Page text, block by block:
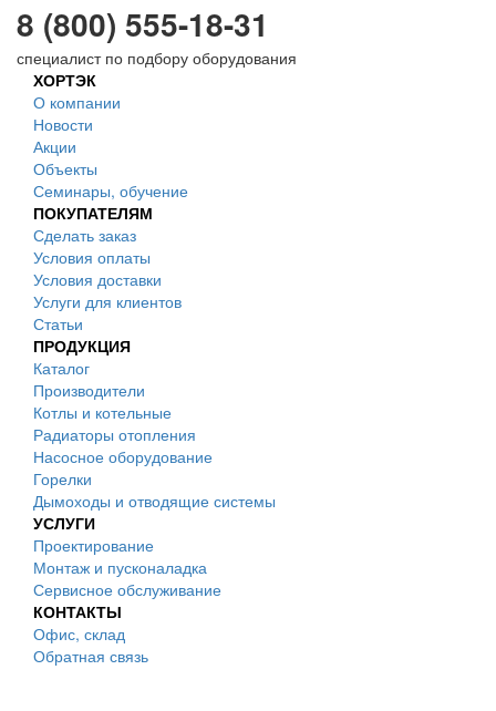
8 (800) 555-18-31
специалист по подбору оборудования
ХОРТЭК
О компании
Новости
Акции
Объекты
Семинары, обучение
ПОКУПАТЕЛЯМ
Сделать заказ
Условия оплаты
Условия доставки
Услуги для клиентов
Статьи
ПРОДУКЦИЯ
Каталог
Производители
Котлы и котельные
Радиаторы отопления
Насосное оборудование
Горелки
Дымоходы и отводящие системы
УСЛУГИ
Проектирование
Монтаж и пусконаладка
Сервисное обслуживание
КОНТАКТЫ
Офис, склад
Обратная связь